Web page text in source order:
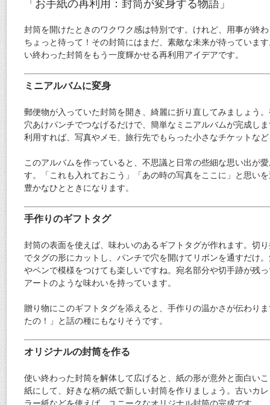
「お手紙の再利用：封筒が変身する物語」
封筒を開けたときのワクワク感は特別です。けれど、用事が終
ちょっと待って！その封筒にはまだ、素敵な未来が待っていま
い終わった封筒をもう一度輝かせる再利用アイデアです。
ミニアルバムに変身
郵便物が入っていた封筒を開き、綺麗に折り直してみましょう
穴あけパンチでつなげるだけで、簡単なミニアルバムが完成し
利用すれば、写真やメモ、旅行先でもらった小さなチケットな
このアルバムを作っていると、不思議と日常の些細な思い出が
す。「これも入れておこう」「あの時の写真をここに」と思い
豊かなひとときになります。
手作りのギフトタグ
封筒の表面を使えば、味わいのあるギフトタグが作れます。切
でタグの形にカットし、パンチで穴を開けてリボンを通すだけ
やペンで模様をつけても楽しいですね。宛名部分や切手跡が残
アートのような味わいを持っています。
贈り物にこのギフトタグを添えると、手作りの温かさが伝わり
たの！」と話の種にもなりそうです。
オリジナルの封筒を作る
使い終わった封筒を解体して広げると、紙の形が意外と面白い
紙にして、好きな柄の紙で新しい封筒を作りましょう。古いカ